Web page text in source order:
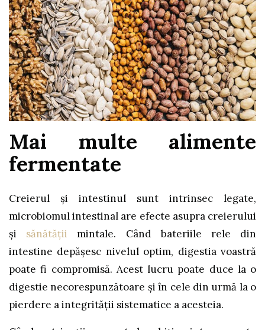
Mai multe alimente
fermentate
Creierul și intestinul sunt intrinsec legate,
microbiomul intestinal are efecte asupra creierului
și sănătății mintale. Când bateriile rele din
intestine depășesc nivelul optim, digestia voastră
poate fi compromisă. Acest lucru poate duce la o
digestie necorespunzătoare și în cele din urmă la o
pierdere a integrității sistematice a acesteia.